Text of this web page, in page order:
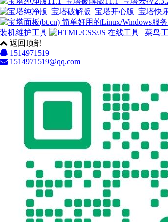
装机维护工具
返回顶部
1514971519
1514971519@qq.com